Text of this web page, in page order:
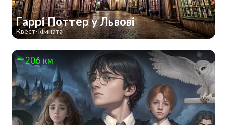
Гаррі Поттер у Львові
Квест-кімната
206 км